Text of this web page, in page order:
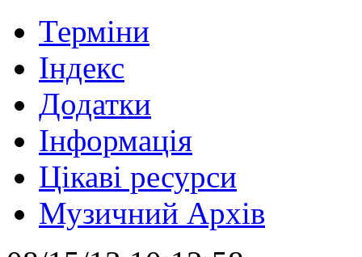
Терміни
Індекс
Додатки
Інформація
Цікаві ресурси
Музичний Архів